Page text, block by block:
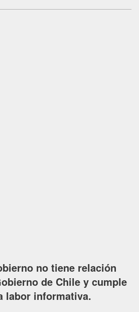
no tiene relación
de Chile y cumple
labor informativa.